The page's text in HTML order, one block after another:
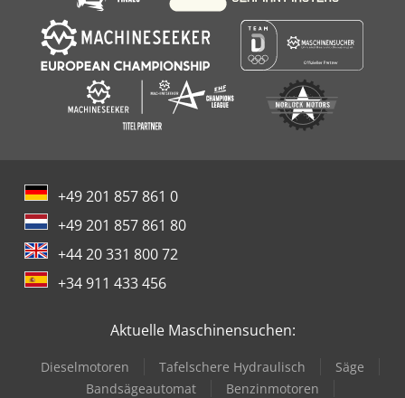
+49 201 857 861 0
+49 201 857 861 80
+44 20 331 800 72
+34 911 433 456
Aktuelle Maschinensuchen:
Dieselmotoren Tafelschere Hydraulisch
Säge
Bandsägeautomat
Benzinmotoren